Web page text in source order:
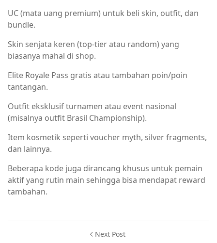
UC (mata uang premium) untuk beli skin, outfit, dan
bundle.
Skin senjata keren (top‑tier atau random) yang
biasanya mahal di shop.
Elite Royale Pass gratis atau tambahan poin/poin
tantangan.
Outfit eksklusif turnamen atau event nasional
(misalnya outfit Brasil Championship).
Item kosmetik seperti voucher myth, silver fragments,
dan lainnya.
Beberapa kode juga dirancang khusus untuk pemain
aktif yang rutin main sehingga bisa mendapat reward
tambahan.
Next Post